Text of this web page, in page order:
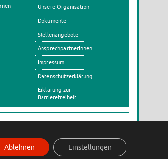
Unsere Organisation
Dokumente
Stellenangebote
AnsprechpartnerInnen
Impressum
Datenschutzerklärung
Erklärung zur
Barrierefreiheit
Ablehnen Einstellungen